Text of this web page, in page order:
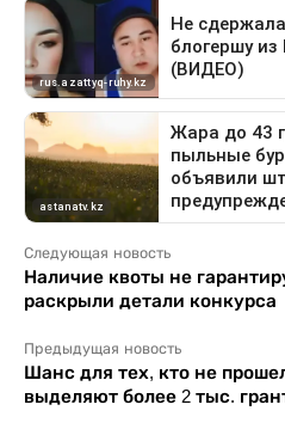
Следующая новость
Наличие квоты не
раскрыли детали конкурса
Предыдущая новость
Шанс для тех, кто не
выделяют более 2 тыс.